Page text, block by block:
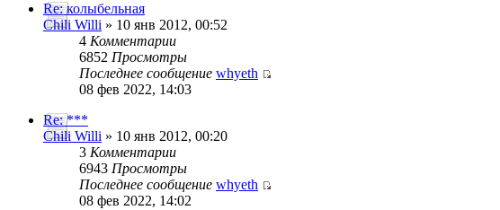
Re: колыбельная
Chili Willi » 10 янв 2012, 00:52
4 Комментарии
6852 Просмотры
Последнее сообщение whyeth
08 фев 2022, 14:03
Re: ***
Chili Willi » 10 янв 2012, 00:20
3 Комментарии
6943 Просмотры
Последнее сообщение whyeth
08 фев 2022, 14:02